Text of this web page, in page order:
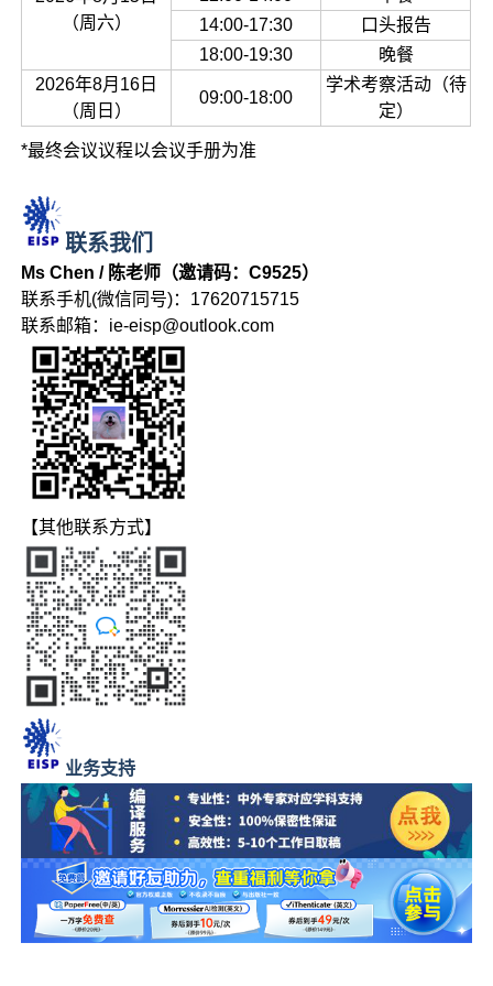
（周六）
14:00-17:30
口头报告
18:00-19:30
晚餐
2026年8月16日
（周日）
09:00-18:00
学术考察活动（待
定）
*最终会议议程以会议手册为准
联系我们
Ms Chen / 陈老师（邀请码：C9525）
联系手机(微信同号)：17620715715
联系邮箱：ie-eisp@outlook.com
【其他联系方式】
业务支持